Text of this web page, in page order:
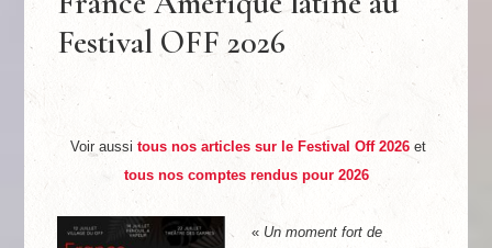
Festival OFF 2026
Voir aussi tous nos articles sur le Festival Off 2026 et
tous nos comptes rendus pour 2026
« Un moment fort de